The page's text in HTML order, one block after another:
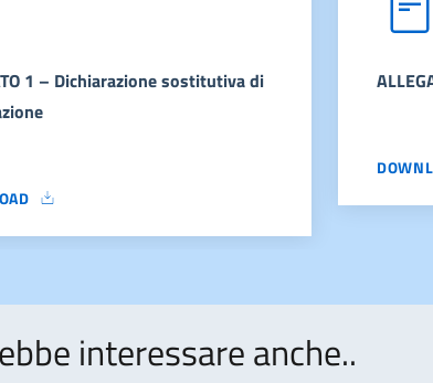
1 – Dichiarazione sostitutiva di
1 – DICHIARAZIONE SOSTITUTIVA DI CERTIFICAZIONE
interessare anche..